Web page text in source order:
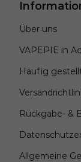
Über uns
VAPEPIE in
Häufig
Rückgabe- &
Allgemeine